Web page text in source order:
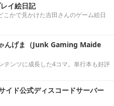
イ絵日記
こかで見かけた吉田さんのゲーム絵日
んげま（Junk Gaming Maide
ンツに成長した4コマ。単行本も好評
ド公式ディスコードサーバー